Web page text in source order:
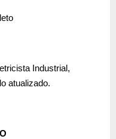
Industrial,
atualizado.